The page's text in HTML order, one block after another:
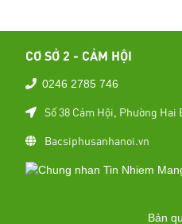
CƠ SỞ 2 - CẢM HỘI
0246 2785 746
Số 38 Cảm Hội, Phường Hai
Bacsiphusanhanoi.vn
Bản